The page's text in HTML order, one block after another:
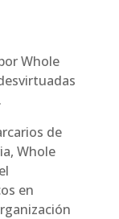
Whole
de
Whole
en